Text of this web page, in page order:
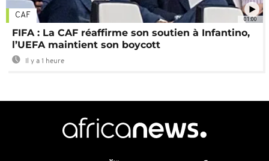
01:00
CAF
FIFA : La CAF réaffirme son soutien à Infantino,
l’UEFA maintient son boycott
Il y a 1 heure